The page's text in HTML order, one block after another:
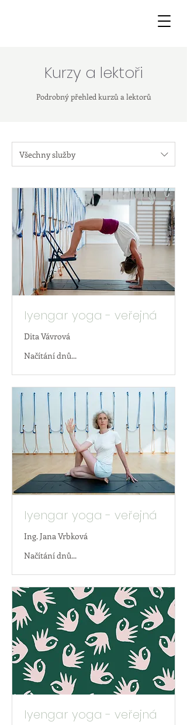
Kurzy a lektoři
Podrobný přehled kurzů a lektorů
Všechny služby
Iyengar yoga - veřejná
Dita Vávrová
Načítání dnů...
Iyengar yoga - veřejná
Ing. Jana Vrbková
Načítání dnů...
Iyengar yoga - veřejná